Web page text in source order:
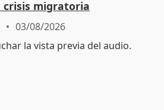
crisis migratoria
03/08/2026